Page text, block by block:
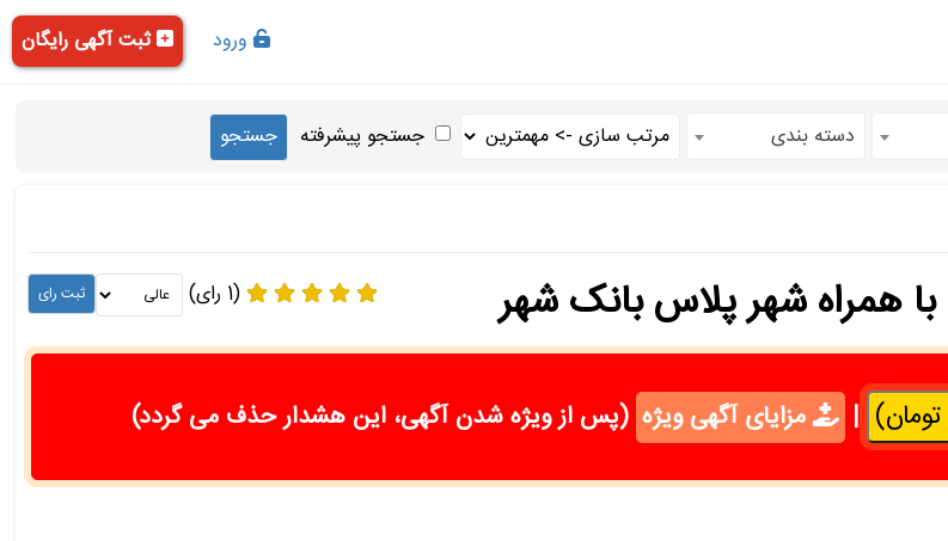
ورود ثبت آگهی رایگان
دسته بندی جستجو پیشرفته
(1 رای)
| مزایای آگهی ویژه (پس از ویژه شدن آگهی، این هشدار حذف می گردد)